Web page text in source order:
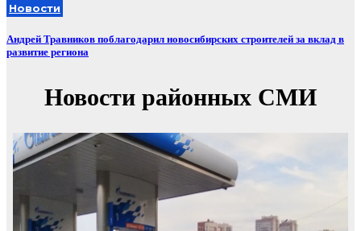
Новости
Андрей Травников поблагодарил новосибирских строителей за вклад в
развитие региона